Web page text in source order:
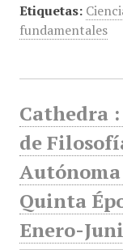
Etiquetas:
fundamentales
Cathedra
de
Autónoma
Quinta
Enero-